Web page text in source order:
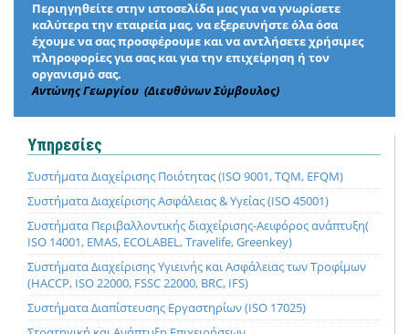
Περιηγηθείτε στην ιστοσελίδα μας για να γνωρίσετε
καλύτερα την εταιρεία μας, να εξερευνήστε όλα όσα
έχουμε να σας προσφέρουμε και να αντλήσετε χρήσιμες
πληροφορίες για σας και για την επιχείρηση ή τον
οργανισμό σας.
Αντώνης Γεωργίου (Διευθύνων Σύμβουλος)
Υπηρεσίες
Συστήματα Διαχείρισης Ποιότητας (ISO 9001, TQM, EFQM)
Συστήματα Διαχείρισης Ασφάλειας & Υγείας (ISO 45001)
Συστήματα Περιβαλλοντικής διαχείρισης-Αειφόρος ανάπτυξη(
ISO 14001, EMAS, ECOLABEL, Travelife, Greenkey)
Συστήματα Διαχείρισης Υγιεινής και Ασφάλειας των Τροφίμων
(HACCP, ISO 22000, FSSC 22000, BRC, IFS)
Συστήματα Διαπίστευσης Εργαστηρίων (ISO 17025)